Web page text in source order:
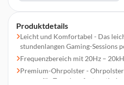
Produktdetails
Leicht und Komfortabel - Das
stundenlangen Gaming-Sessions
Frequenzbereich mit 20Hz –
Premium-Ohrpolster -
sorgen für Tragekomfort,